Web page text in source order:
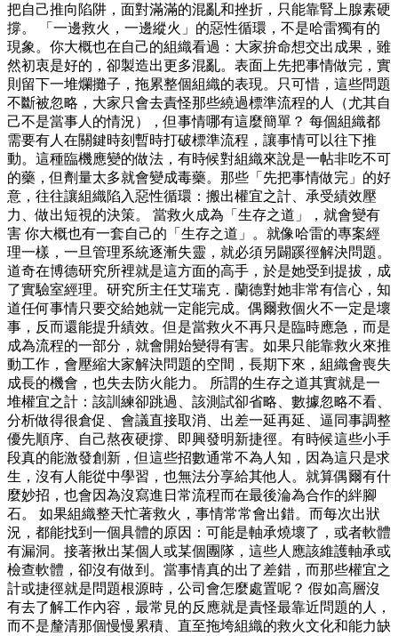
把自己推向陷阱，面對滿滿的混亂和挫折，只能靠腎上腺素硬
撐。 「一邊救火，一邊縱火」的惡性循環，不是哈雷獨有的
現象。你大概也在自己的組織看過：大家拚命想交出成果，雖
然初衷是好的，卻製造出更多混亂。表面上先把事情做完，實
則留下一堆爛攤子，拖累整個組織的表現。只可惜，這些問題
不斷被忽略，大家只會去責怪那些繞過標準流程的人（尤其自
己不是當事人的情況），但事情哪有這麼簡單？ 每個組織都
需要有人在關鍵時刻暫時打破標準流程，讓事情可以往下推
動。這種臨機應變的做法，有時候對組織來說是一帖非吃不可
的藥，但劑量太多就會變成毒藥。那些「先把事情做完」的好
意，往往讓組織陷入惡性循環：搬出權宜之計、承受績效壓
力、做出短視的決策。 當救火成為「生存之道」，就會變有
害 你大概也有一套自己的「生存之道」。就像哈雷的專案經
理一樣，一旦管理系統逐漸失靈，就必須另闢蹊徑解決問題。
道奇在博德研究所裡就是這方面的高手，於是她受到提拔，成
了實驗室經理。研究所主任艾瑞克．蘭德對她非常有信心，知
道任何事情只要交給她就一定能完成。偶爾救個火不一定是壞
事，反而還能提升績效。但是當救火不再只是臨時應急，而是
成為流程的一部分，就會開始變得有害。如果只能靠救火來推
動工作，會壓縮大家解決問題的空間，長期下來，組織會喪失
成長的機會，也失去防火能力。 所謂的生存之道其實就是一
堆權宜之計：該訓練卻跳過、該測試卻省略、數據忽略不看、
分析做得很倉促、會議直接取消、出差一延再延、逼同事調整
優先順序、自己熬夜硬撐、即興發明新捷徑。有時候這些小手
段真的能激發創新，但這些招數通常不為人知，因為這只是求
生，沒有人能從中學習，也無法分享給其他人。就算偶爾有什
麼妙招，也會因為沒寫進日常流程而在最後淪為合作的絆腳
石。 如果組織整天忙著救火，事情常常會出錯。而每次出狀
況，都能找到一個具體的原因：可能是軸承燒壞了，或者軟體
有漏洞。接著揪出某個人或某個團隊，這些人應該維護軸承或
檢查軟體，卻沒有做到。當事情真的出了差錯，而那些權宜之
計或捷徑就是問題根源時，公司會怎麼處置呢？ 假如高層沒
有去了解工作內容，最常見的反應就是責怪最靠近問題的人，
而不是釐清那個慢慢累積、直至拖垮組織的救火文化和能力缺